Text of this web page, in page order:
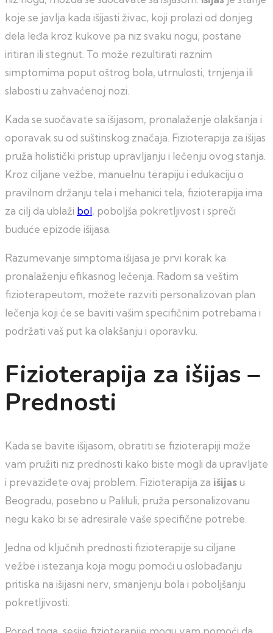
koje se javlja kada išijasti živac, koji prolazi od donjeg
dela leđa kroz kukove pa niz svaku nogu, postane
iritiran ili stegnut. To može rezultirati raznim
simptomima poput oštrog bola, utrnulosti, trnjenja ili
slabosti u zahvaćenoj nozi.
Kada se suočavate sa išijasom, pronalaženje olakšanja i
oporavak su od suštinskog značaja. Fizioterapija za išijas
pruža holistički pristup upravljanju i lečenju ovog stanja.
Kroz ciljane vežbe, manuelnu terapiju i edukaciju o
pravilnom držanju tela i mehanici tela, fizioterapija ima
za cilj da ublaži bol, poboljša pokretljivost i spreči
buduće epizode išijasa.
Razumevanje simptoma išijasa je prvi korak ka
pronalaženju efikasnog lečenja. Radom sa veštim
fizioterapeutom, možete razviti personalizovan plan
lečenja koji će se baviti vašim specifičnim potrebama i
podržati vaš put ka olakšanju i oporavku.
Fizioterapija za išijas –
Prednosti
Kada se bavite išijasom, obratiti se fizioterapiji može
vam pružiti niz prednosti kako biste mogli da upravljate
i prevaziđete ovaj problem. Fizioterapija za išijasu
Beogradu, posebno u Paliluli, pruža personalizovanu
negu kako bi se adresirale vaše specifične potrebe.
Jedna od ključnih prednosti fizioterapije su ciljane
vežbe i istezanja koja mogu pomoći u oslobađanju
pritiska na išijasni nerv, smanjenju bola i poboljšanju
pokretljivosti.